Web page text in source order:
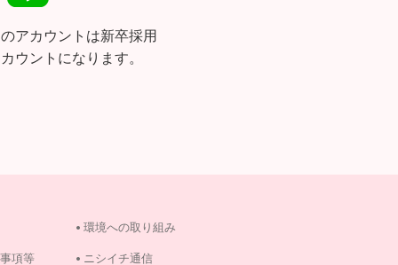
アカウントは新卒採用
ウントになります。
項等
環境への取り組み
ニシイチ通信